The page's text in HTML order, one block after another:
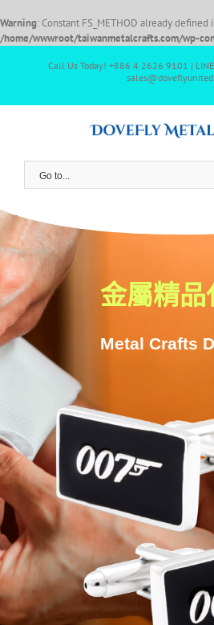
Warning: Constant FS_METHOD already defined
/home/wwwroot/taiwanmetalcrafts.com/wp-
Call Us Today! +886 4 2626 9101 |
Go to...
金屬精品
Metal Crafts